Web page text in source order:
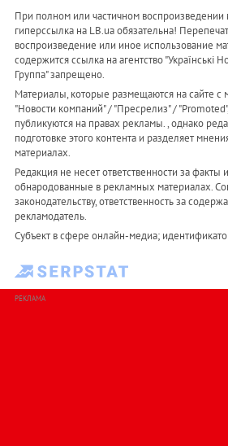
При полном или частичном воспроизведении
гиперссылка на LB.ua обязательна!
воспроизведение или иное использование
содержится ссылка на агентство "Українськi
Группа" запрещено.
Материалы, которые размещаются на сайте с
"Новости компаний" / "Пресрелиз" /
публикуются на правах рекламы. , однако
подготовке этого контента и разделяет
материалах.
Редакция не несет ответственности за
обнародованные в рекламных материалах.
законодательству, ответственность за
рекламодатель.
Субъект в сфере онлайн-медиа;
РЕКЛАМА